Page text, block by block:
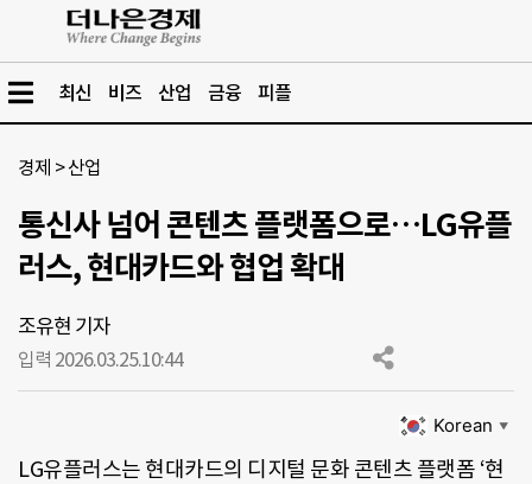
최신 비즈 산업 금융 피플
경제 >산업
통신사 넘어 콘텐츠 플랫폼으로…LG유플
러스, 현대카드와 협업 확대
조유현 기자
입력 2026.03.25.10:44
Korean ▼
LG유플러스는 현대카드의 디지털 문화 콘텐츠 플랫폼 ‘현